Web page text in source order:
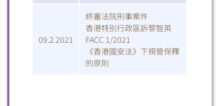
09.2.2021
終審法院刑事案件
香港特別行政區訴黎智英
FACC 1/2021
《香港國安法》下規管保釋
的原則